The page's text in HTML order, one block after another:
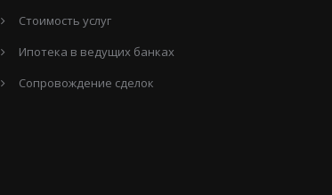
Стоимость услуг
Ипотека в ведущих банках
Сопровождение сделок